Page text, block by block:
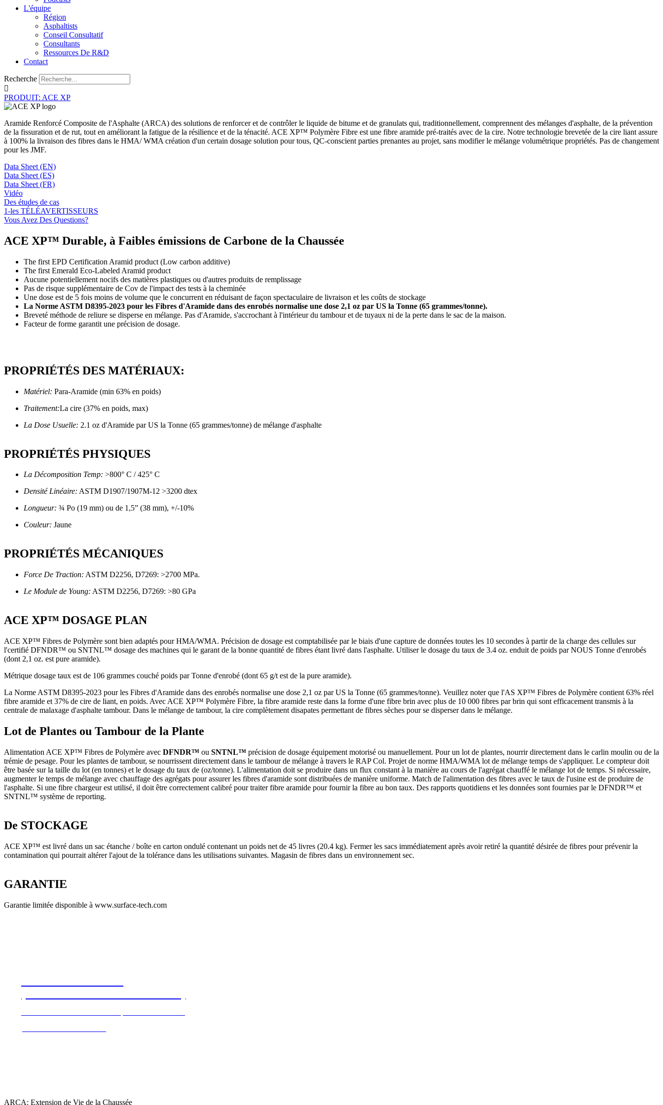
L'équipe
Région
Asphaltists
Conseil Consultatif
Consultants
Ressources De R&D
Contact
Recherche
PRODUIT: ACE XP
Aramide Renforcé Composite de l'Asphalte (ARCA) des solutions de renforcer et de contrôler le liquide de bitume et de granulats qui, traditionnellement, comprennent des mélanges d'asphalte, de la prévention
de la fissuration et de rut, tout en améliorant la fatigue de la résilience et de la ténacité. ACE XP™ Polymère Fibre est une fibre aramide pré-traités avec de la cire. Notre technologie brevetée de la cire liant assure
à 100% la livraison des fibres dans le HMA/ WMA création d'un certain dosage solution pour tous, QC-conscient parties prenantes au projet, sans modifier le mélange volumétrique propriétés. Pas de changement
pour les JMF.
Data Sheet (EN)
Data Sheet (ES)
Data Sheet (FR)
Vidéo
Des études de cas
1-les TÉLÉAVERTISSEURS
Vous Avez Des Questions?
ACE XP™ Durable, à Faibles émissions de Carbone de la Chaussée
The first EPD Certification Aramid product (Low carbon additive)
The first Emerald Eco-Labeled Aramid product
Aucune potentiellement nocifs des matières plastiques ou d'autres produits de remplissage
Pas de risque supplémentaire de Cov de l'impact des tests à la cheminée
Une dose est de 5 fois moins de volume que le concurrent en réduisant de façon spectaculaire de livraison et les coûts de stockage
La Norme ASTM D8395-2023 pour les Fibres d'Aramide dans des enrobés normalise une dose 2,1 oz par US la Tonne (65 grammes/tonne).
Breveté méthode de reliure se disperse en mélange. Pas d'Aramide, s'accrochant à l'intérieur du tambour et de tuyaux ni de la perte dans le sac de la maison.
Facteur de forme garantit une précision de dosage.
PROPRIÉTÉS DES MATÉRIAUX:
Matériel: Para-Aramide (min 63% en poids)
Traitement:La cire (37% en poids, max)
La Dose Usuelle: 2.1 oz d'Aramide par US la Tonne (65 grammes/tonne) de mélange d'asphalte
PROPRIÉTÉS PHYSIQUES
La Décomposition Temp: >800° C / 425° C
Densité Linéaire: ASTM D1907/1907M-12 >3200 dtex
Longueur: ¾ Po (19 mm) ou de 1,5” (38 mm), +/-10%
Couleur: Jaune
PROPRIÉTÉS MÉCANIQUES
Force De Traction: ASTM D2256, D7269: >2700 MPa.
Le Module de Young: ASTM D2256, D7269: >80 GPa
ACE XP™ DOSAGE PLAN
ACE XP™ Fibres de Polymère sont bien adaptés pour HMA/WMA. Précision de dosage est comptabilisée par le biais d'une capture de données toutes les 10 secondes à partir de la charge des cellules sur
l'certifié DFNDR™ ou SNTNL™ dosage des machines qui le garant de la bonne quantité de fibres étant livré dans l'asphalte. Utiliser le dosage du taux de 3.4 oz. enduit de poids par NOUS Tonne d'enrobés
(dont 2,1 oz. est pure aramide).
Métrique dosage taux est de 106 grammes couché poids par Tonne d'enrobé (dont 65 g/t est de la pure aramide).
La Norme ASTM D8395-2023 pour les Fibres d'Aramide dans des enrobés normalise une dose 2,1 oz par US la Tonne (65 grammes/tonne). Veuillez noter que l'AS XP™ Fibres de Polymère contient 63% réel
fibre aramide et 37% de cire de liant, en poids. Avec ACE XP™ Polymère Fibre, la fibre aramide reste dans la forme d'une fibre brin avec plus de 10 000 fibres par brin qui sont efficacement transmis à la
centrale de malaxage d'asphalte tambour. Dans le mélange de tambour, la cire complètement disapates permettant de fibres sèches pour se disperser dans le mélange.
Lot de Plantes ou Tambour de la Plante
Alimentation ACE XP™ Fibres de Polymère avec DFNDR™ ou SNTNL™ précision de dosage équipement motorisé ou manuellement. Pour un lot de plantes, nourrir directement dans le carlin moulin ou de la
trémie de pesage. Pour les plantes de tambour, se nourrissent directement dans le tambour de mélange à travers le RAP Col. Projet de norme HMA/WMA lot de mélange temps de s'appliquer. Le compteur doit
être basée sur la taille du lot (en tonnes) et le dosage du taux de (oz/tonne). L'alimentation doit se produire dans un flux constant à la manière au cours de l'agrégat chauffé le mélange lot de temps. Si nécessaire,
augmenter le temps de mélange avec chauffage des agrégats pour assurer les fibres d'aramide sont distribuées de manière uniforme. Match de l'alimentation des fibres avec le taux de l'usine est de produire de
l'asphalte. Si une fibre chargeur est utilisé, il doit être correctement calibré pour traiter fibre aramide pour fournir la fibre au bon taux. Des rapports quotidiens et les données sont fournies par le DFNDR™ et
SNTNL™ système de reporting.
De STOCKAGE
ACE XP™ est livré dans un sac étanche / boîte en carton ondulé contenant un poids net de 45 livres (20.4 kg). Fermer les sacs immédiatement après avoir retiré la quantité désirée de fibres pour prévenir la
contamination qui pourrait altérer l'ajout de la tolérance dans les utilisations suivantes. Magasin de fibres dans un environnement sec.
GARANTIE
Garantie limitée disponible à www.surface-tech.com
ARCA: Extension de Vie de la Chaussée